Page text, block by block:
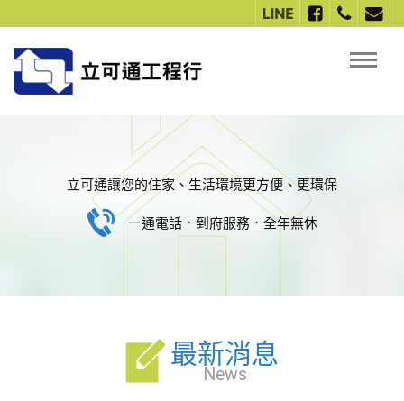
立可通讓您的住家、生活環境更方便、更環保
一通電話．到府服務．全年無休
最新消息
News